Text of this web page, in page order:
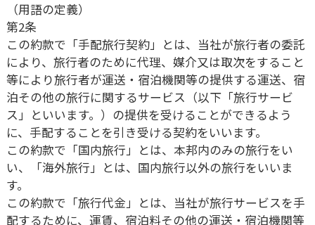
（用語の定義）
第2条
この約款で「手配旅行契約」とは、当社が旅行者の委託
により、旅行者のために代理、媒介又は取次をすること
等により旅行者が運送・宿泊機関等の提供する運送、宿
泊その他の旅行に関するサービス（以下「旅行サービ
ス」といいます。）の提供を受けることができるよう
に、手配することを引き受ける契約をいいます。
この約款で「国内旅行」とは、本邦内のみの旅行をい
い、「海外旅行」とは、国内旅行以外の旅行をいいま
す。
この約款で「旅行代金」とは、当社が旅行サービスを手
配するために、運賃、宿泊料その他の運送・宿泊機関等